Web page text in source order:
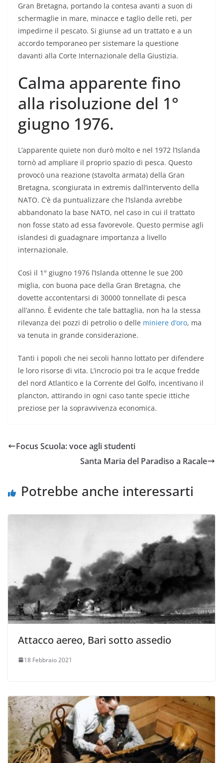
Gran Bretagna, portando la contesa avanti a suon di
schermaglie in mare, minacce e taglio delle reti, per
impedirne il pescato. Si giunse ad un trattato e a un
accordo temporaneo per sistemare la questione
davanti alla Corte Internazionale della Giustizia.
Calma apparente fino
alla risoluzione del 1°
giugno 1976.
L’apparente quiete non durò molto e nel 1972 l’Islanda
tornò ad ampliare il proprio spazio di pesca. Questo
provocò una reazione (stavolta armata) della Gran
Bretagna, scongiurata in extremis dall’intervento della
NATO. C’è da puntualizzare che l’Islanda avrebbe
abbandonato la base NATO, nel caso in cui il trattato
non fosse stato ad essa favorevole. Questo permise agli
islandesi di guadagnare importanza a livello
internazionale.
Così il 1° giugno 1976 l’Islanda ottenne le sue 200
miglia, con buona pace della Gran Bretagna, che
dovette accontentarsi di 30000 tonnellate di pesca
all’anno. È evidente che tale battaglia, non ha la stessa
rilevanza dei pozzi di petrolio o delle miniere d’oro, ma
va tenuta in grande considerazione.
Tanti i popoli che nei secoli hanno lottato per difendere
le loro risorse di vita. L’incrocio poi tra le acque fredde
del nord Atlantico e la Corrente del Golfo, incentivano il
plancton, attirando in ogni caso tante specie ittiche
preziose per la sopravvivenza economica.
Focus Scuola: voce agli studenti
Santa Maria del Paradiso a Racale
Potrebbe anche interessarti
Attacco aereo, Bari sotto assedio
18 Febbraio 2021